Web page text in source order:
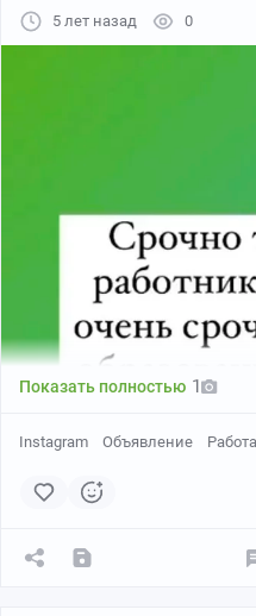
5 лет назад 0
Показать полностью 1
Instagram Объявление Работа